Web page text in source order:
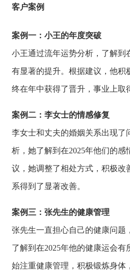
客户案例
案例一：小王的年度突破
小王通过流年运势分析， 了解到
有显著的提升。 根据建议， 他积
终在年中获得了晋升， 事业上取
案例二：李女士的情感修复
李女士和丈夫的婚姻关系出现了
析， 她了解到在2025年他们的感
议， 她调整了相处方式， 积极改
系得到了显著改善。
案例三：张先生的健康管理
张先生一直担心自己的健康问题，
了解到在2025年他的健康运会有
始注重健康管理， 积极锻炼身体，